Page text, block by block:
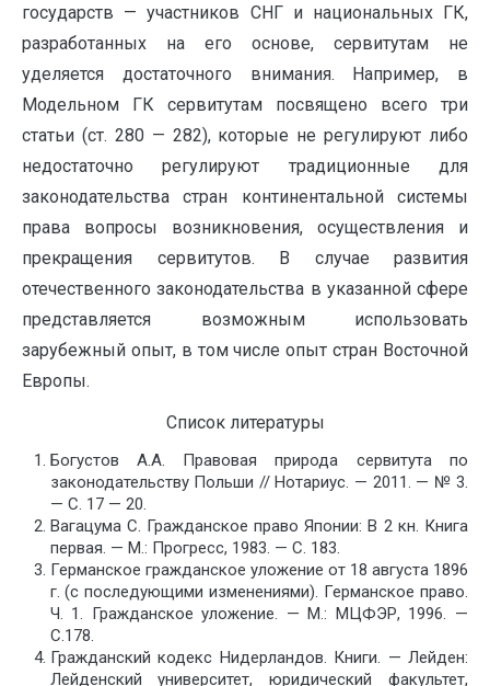
государств — участников СНГ и национальных ГК,
разработанных на его основе, сервитутам не
уделяется достаточного внимания. Например, в
Модельном ГК сервитутам посвящено всего три
статьи (ст. 280 — 282), которые не регулируют либо
недостаточно регулируют традиционные для
законодательства стран континентальной системы
права вопросы возникновения, осуществления и
прекращения сервитутов. В случае развития
отечественного законодательства в указанной сфере
представляется возможным использовать
зарубежный опыт, в том числе опыт стран Восточной
Европы.
Список литературы
Богустов А.А. Правовая природа сервитута по
законодательству Польши // Нотариус. — 2011. — № 3.
— С. 17 — 20.
Вагацума С. Гражданское право Японии: В 2 кн. Книга
первая. — М.: Прогресс, 1983. — С. 183.
Германское гражданское уложение от 18 августа 1896
г. (с последующими изменениями). Германское право.
Ч. 1. Гражданское уложение. — М.: МЦФЭР, 1996. —
С.178.
Гражданский кодекс Нидерландов. Книги. — Лейден:
Лейденский университет, юридический факультет,